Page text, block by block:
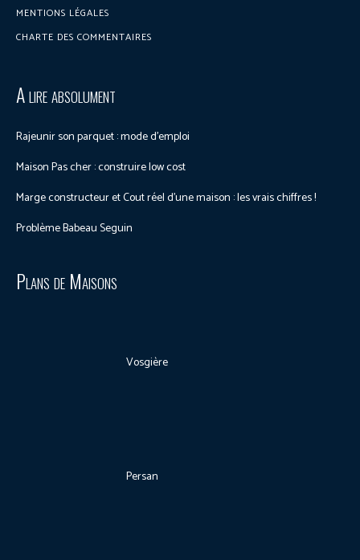
MENTIONS LÉGALES
CHARTE DES COMMENTAIRES
A lire absolument
Rajeunir son parquet : mode d’emploi
Maison Pas cher : construire low cost
Marge constructeur et Cout réel d’une maison : les vrais chiffres !
Problème Babeau Seguin
Plans de Maisons
Vosgière
Persan